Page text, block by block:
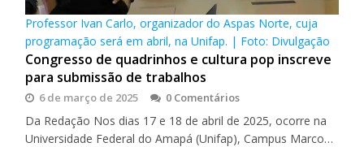
Professor Ivan Carlo, organizador do Aspas Norte, cuja
programação será em abril, na Unifap. | Foto: Divulgação
Congresso de quadrinhos e cultura pop inscreve
para submissão de trabalhos
6 de março de 2025 0 Comentários
Da Redação Nos dias 17 e 18 de abril de 2025, ocorre na
Universidade Federal do Amapá (Unifap), Campus Marco…